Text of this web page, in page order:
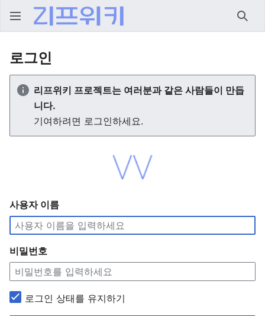
검색
로그인
리프위키 프로젝트는 여러분과 같은 사람들이 만듭
니다.
기여하려면 로그인하세요.
사용자 이름
비밀번호
로그인 상태를 유지하기